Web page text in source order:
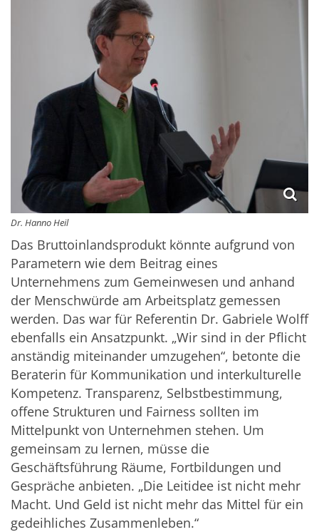
Dr. Hanno Heil
Das Bruttoinlandsprodukt könnte aufgrund von
Parametern wie dem Beitrag eines
Unternehmens zum Gemeinwesen und anhand
der Menschwürde am Arbeitsplatz gemessen
werden. Das war für Referentin Dr. Gabriele Wolff
ebenfalls ein Ansatzpunkt. „Wir sind in der Pflicht
anständig miteinander umzugehen“, betonte die
Beraterin für Kommunikation und interkulturelle
Kompetenz. Transparenz, Selbstbestimmung,
offene Strukturen und Fairness sollten im
Mittelpunkt von Unternehmen stehen. Um
gemeinsam zu lernen, müsse die
Geschäftsführung Räume, Fortbildungen und
Gespräche anbieten. „Die Leitidee ist nicht mehr
Macht. Und Geld ist nicht mehr das Mittel für ein
gedeihliches Zusammenleben.“